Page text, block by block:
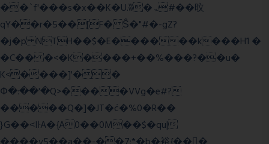
��`f'���s�x��K�U.ʬ�ۃ#��旼
qY��r�5��[F� Ŝ�"#�-gZ?
�j�p NTH��$�E������k���H1 �
�C�� �<�K����+��%���?��u�
K<����]'��
Փ�:��'�Q>����VVg�e#?
�����Q�]�JT�݁c�%0�R��
}G��˂IŀA�{A0��0M��$�qu|